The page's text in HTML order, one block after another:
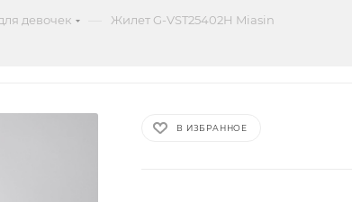
девочек Жилет G-VST25402H Miasin
В ИЗБРАННОЕ